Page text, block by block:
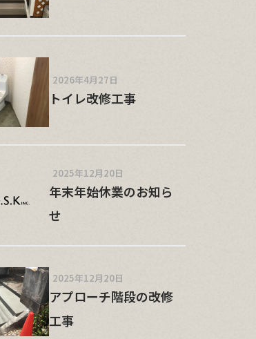
2026年4月27日
トイレ改修工事
2025年12月20日
年末年始休業のお知ら
せ
2025年12月20日
アプローチ階段の改修
工事